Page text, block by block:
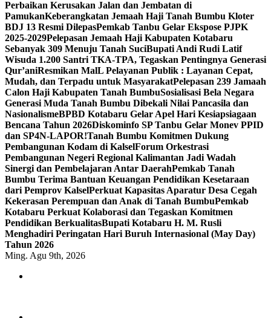
Perbaikan Kerusakan Jalan dan Jembatan di
PamukanKeberangkatan Jemaah Haji Tanah Bumbu Kloter
BDJ 13 Resmi DilepasPemkab Tanbu Gelar Ekspose PJPK
2025-2029Pelepasan Jemaah Haji Kabupaten Kotabaru
Sebanyak 309 Menuju Tanah SuciBupati Andi Rudi Latif
Wisuda 1.200 Santri TKA-TPA, Tegaskan Pentingnya Generasi
Qur’aniResmikan MalL Pelayanan Publik : Layanan Cepat,
Mudah, dan Terpadu untuk MasyarakatPelepasan 239 Jamaah
Calon Haji Kabupaten Tanah BumbuSosialisasi Bela Negara
Generasi Muda Tanah Bumbu Dibekali Nilai Pancasila dan
NasionalismeBPBD Kotabaru Gelar Apel Hari Kesiapsiagaan
Bencana Tahun 2026Diskominfo SP Tanbu Gelar Monev PPID
dan SP4N-LAPOR!Tanah Bumbu Komitmen Dukung
Pembangunan Kodam di KalselForum Orkestrasi
Pembangunan Negeri Regional Kalimantan Jadi Wadah
Sinergi dan Pembelajaran Antar DaerahPemkab Tanah
Bumbu Terima Bantuan Keuangan Pendidikan Kesetaraan
dari Pemprov KalselPerkuat Kapasitas Aparatur Desa Cegah
Kekerasan Perempuan dan Anak di Tanah BumbuPemkab
Kotabaru Perkuat Kolaborasi dan Tegaskan Komitmen
Pendidikan BerkualitasBupati Kotabaru H. M. Rusli
Menghadiri Peringatan Hari Buruh Internasional (May Day)
Tahun 2026
Ming. Agu 9th, 2026